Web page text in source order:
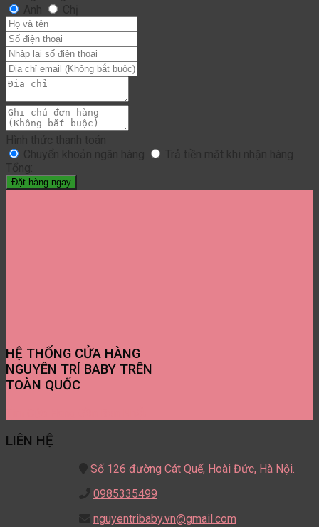
Anh
Chị
Hình thức thanh toán
Chuyển khoản ngân hàng
Trả tiền mặt khi nhận hàng
Tổng:
Đặt hàng ngay
HỆ THỐNG CỬA HÀNG
NGUYÊN TRÍ BABY TRÊN
TOÀN QUỐC
LIÊN HỆ
Số 126 đường Cát Quế, Hoài Đức, Hà Nội.
0985335499
nguyentribaby.vn@gmail.com